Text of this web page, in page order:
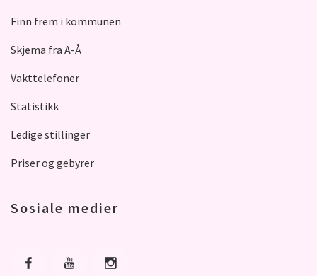
Finn frem i kommunen
Skjema fra A-Å
Vakttelefoner
Statistikk
Ledige stillinger
Priser og gebyrer
Sosiale medier